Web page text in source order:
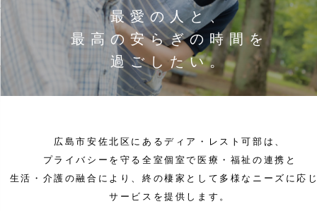
最愛の人と、
最高の安らぎの時間を
過ごしたい。
広島市安佐北区にあるディア・レスト可部は、
プライバシーを守る全室個室で医療・福祉の連携と
生活・介護の融合により、終の棲家として多様なニーズに応
サービスを提供します。